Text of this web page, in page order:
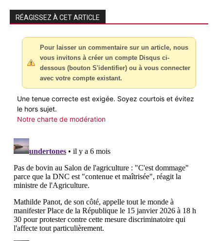
RÉAGISSEZ À CET ARTICLE
Pour laisser un commentaire sur un article, nous
vous invitons à créer un compte Disqus ci-
dessous (bouton S'identifier) ou à vous connecter
avec votre compte existant.
Une tenue correcte est exigée. Soyez courtois et évitez
le hors sujet.
Notre charte de modération